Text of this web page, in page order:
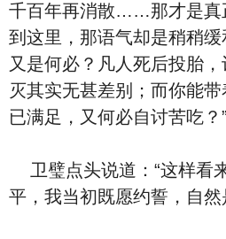
千百年再消散……那才是
到这里，那语气却是稍稍
又是何必？凡人死后投胎
灭其实无甚差别；而你能
已满足，又何必自讨苦吃？”
卫璧点头说道：“这样看
平，我当初既愿约誓，自然